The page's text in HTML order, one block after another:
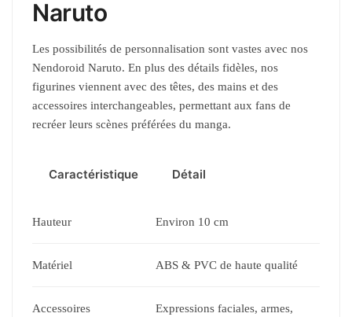
Naruto
Les possibilités de personnalisation sont vastes avec nos
Nendoroid Naruto. En plus des détails fidèles, nos
figurines viennent avec des têtes, des mains et des
accessoires interchangeables, permettant aux fans de
recréer leurs scènes préférées du manga.
Caractéristique Détail
Hauteur Environ 10 cm
Matériel ABS & PVC de haute qualité
Accessoires
Expressions faciales, armes,